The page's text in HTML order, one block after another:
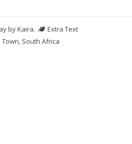
byKaira.
Extra Text
Town, South Africa